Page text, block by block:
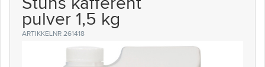
pulver 1,5 kg
ARTIKKELNR 261418